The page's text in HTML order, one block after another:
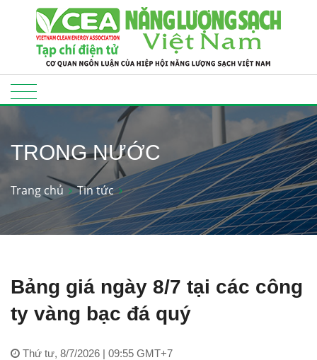
TRONG NƯỚC
Trang chủ Tin tức
Bảng giá ngày 8/7 tại các công
ty vàng bạc đá quý
Thứ tư, 8/7/2026 | 09:55 GMT+7